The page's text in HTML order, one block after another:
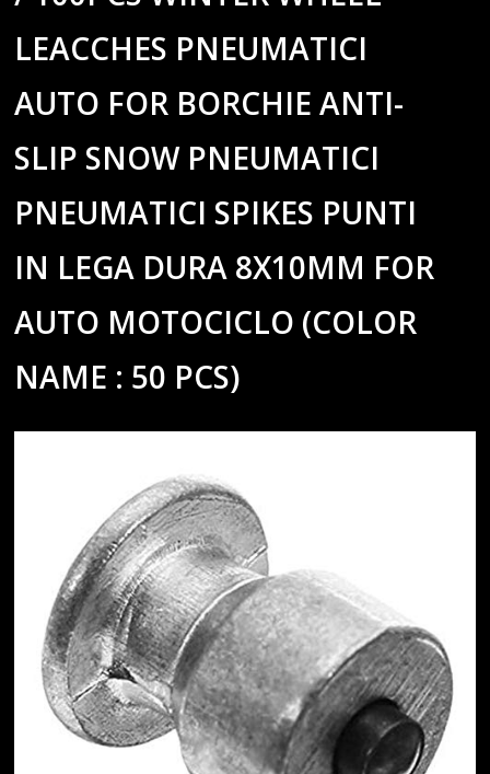
LEACCHES PNEUMATICI
AUTO FOR BORCHIE ANTI-
SLIP SNOW PNEUMATICI
PNEUMATICI SPIKES PUNTI
IN LEGA DURA 8X10MM FOR
AUTO MOTOCICLO (COLOR
NAME : 50 PCS)